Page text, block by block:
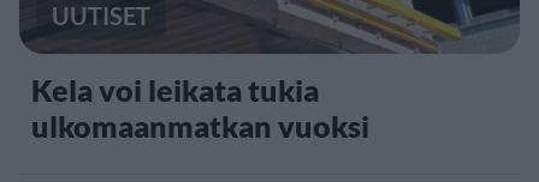
UUTISET
Kela voi leikata tukia
ulkomaanmatkan vuoksi